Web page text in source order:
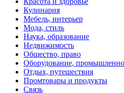
Кулинария
Мебель, интерьер
Мода, стиль
Наука, образование
Недвижимость
Общество, право
Оборудование,
Отдых, путешествия
Промтовары и продукты
Связь